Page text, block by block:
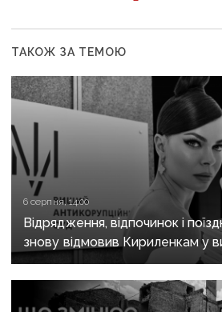
ТАКОЖ ЗА ТЕМОЮ
6 серпня, 14:00
Відрядження, відпочинок і
знову відмовив Кириленкам у